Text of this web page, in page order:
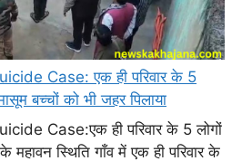
Case: एक ही परिवार के 5
बच्चों को भी जहर पिलाया
Case:एक ही परिवार के 5 लोगों
महावन स्थिति गाँव में एक ही परिवार के